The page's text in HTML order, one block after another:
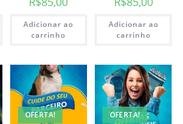
Adicionar ao
carrinho
Adicionar ao
carrinho
OFERTA! OFERTA!